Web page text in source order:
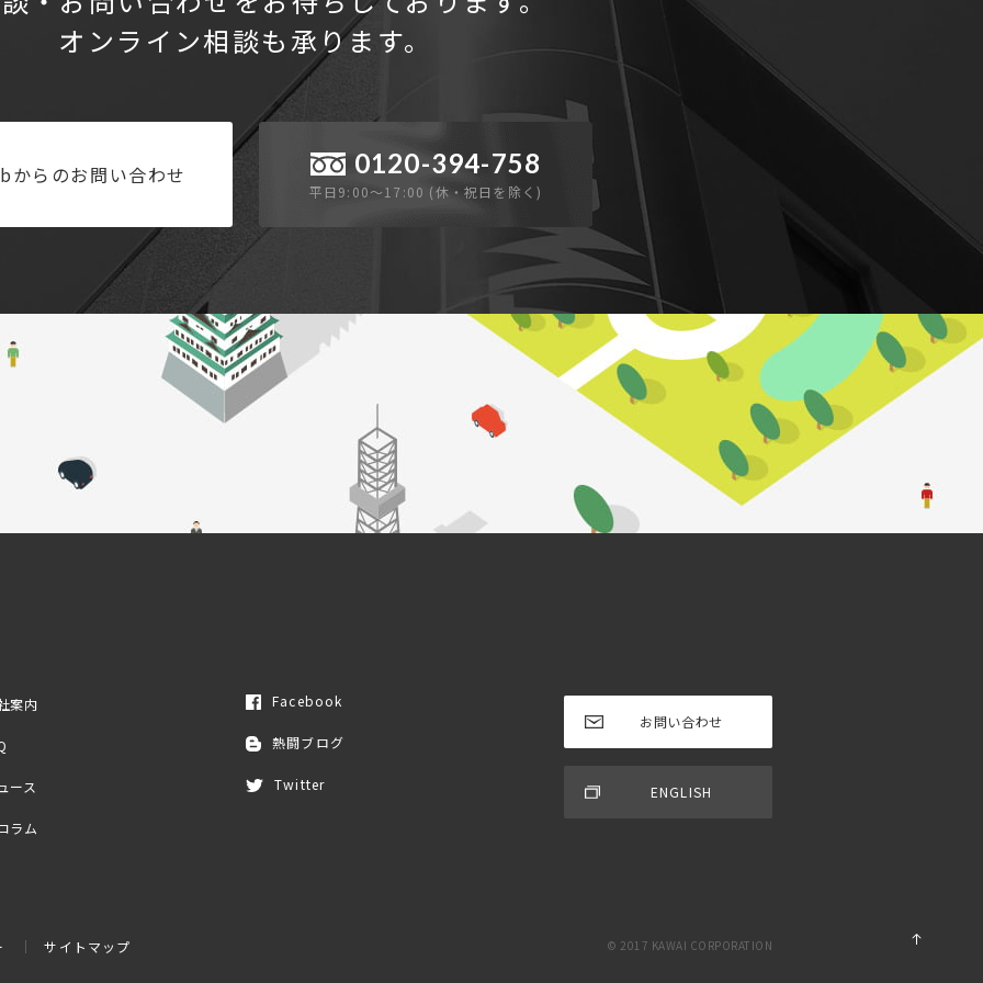
オンライン相談も承ります。
からのお問い合わせ 0120-394-758
平日9:00〜17:00 (休・祝日を除く)
案内
ース
ラム
Facebook
熱闘ブログ
Twitter
お問い合わせ
ENGLISH
サイトマップ © 2017 KAWAI CORPORATION